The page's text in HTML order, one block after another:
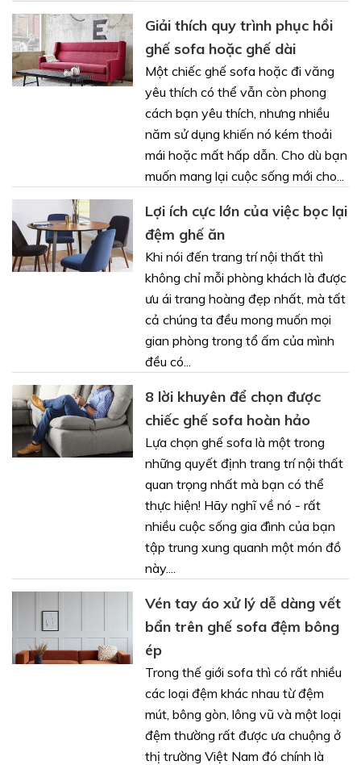
Giải thích quy trình phục hồi
ghế sofa hoặc ghế dài
Một chiếc ghế sofa hoặc đi văng
yêu thích có thể vẫn còn phong
cách bạn yêu thích, nhưng nhiều
năm sử dụng khiến nó kém thoải
mái hoặc mất hấp dẫn. Cho dù bạn
muốn mang lại cuộc sống mới cho...
Lợi ích cực lớn của việc bọc lại
đệm ghế ăn
Khi nói đến trang trí nội thất thì
không chỉ mỗi phòng khách là được
ưu ái trang hoàng đẹp nhất, mà tất
cả chúng ta đều mong muốn mọi
gian phòng trong tổ ấm của mình
đều có...
8 lời khuyên để chọn được
chiếc ghế sofa hoàn hảo
Lựa chọn ghế sofa là một trong
những quyết định trang trí nội thất
quan trọng nhất mà bạn có thể
thực hiện! Hãy nghĩ về nó - rất
nhiều cuộc sống gia đình của bạn
tập trung xung quanh một món đồ
này....
Vén tay áo xử lý dễ dàng vết
bẩn trên ghế sofa đệm bông
ép
Trong thế giới sofa thì có rất nhiều
các loại đệm khác nhau từ đệm
mút, bông gòn, lông vũ và một loại
đệm thường rất được ưa chuộng ở
thị trường Việt Nam đó chính là